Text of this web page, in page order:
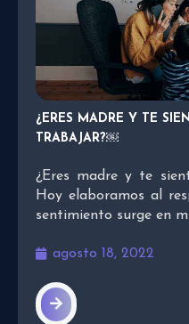
¿ERES MADRE Y TE
TRABAJAR?￼
¿Eres madre y te
Hoy elaboramos al
sentimiento surge en
agosto 18, 2022